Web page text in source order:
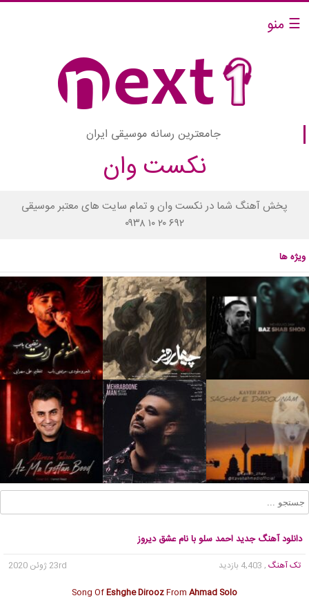
☰ منو
جامعترین رسانه موسیقی ایران
نکست وان
پخش آهنگ شما در نکست وان و تمام سایت های معتبر موسیقی
۰۹۳۸ ۱۰ ۲۰ ۶۹۲
ویژه ها
دانلود آهنگ جدید احمد سلو با نام عشق دیروز
تک آهنگ , 4,403 بازدید
23rd ژوئن 2020
Song OfEshghe DiroozFrom Ahmad Solo